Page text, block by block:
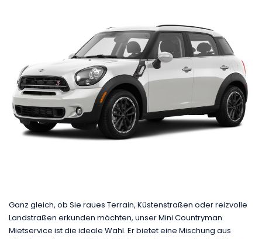
Ganz gleich, ob Sie raues Terrain, Küstenstraßen oder reizvolle
Landstraßen erkunden möchten, unser Mini Countryman
Mietservice ist die ideale Wahl. Er bietet eine Mischung aus